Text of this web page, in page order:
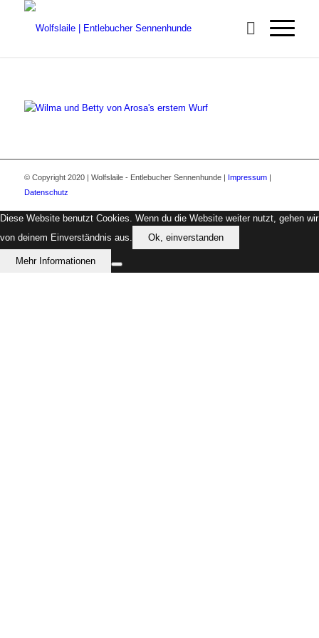
© Copyright 2020 | Wolfslaile - Entlebucher Sennenhunde | Impressum|
Datenschutz
Diese Website benutzt Cookies. Wenn du die Website weiter nutzt, gehen wir
von deinem Einverständnis aus.
Ok, einverstanden
Mehr Informationen